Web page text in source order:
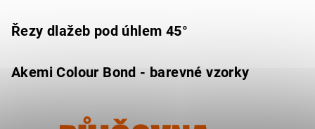
Řezy dlažeb pod úhlem 45°
Akemi Colour Bond - barevné vzorky